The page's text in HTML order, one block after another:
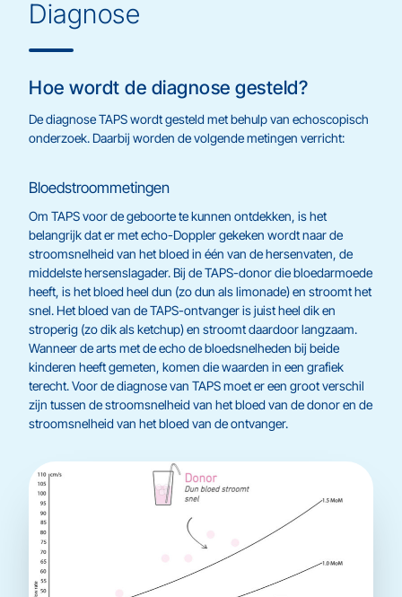
Diagnose
Hoe wordt de diagnose gesteld?
De diagnose TAPS wordt gesteld met behulp van echoscopisch
onderzoek. Daarbij worden de volgende metingen verricht:
Bloedstroommetingen
Om TAPS voor de geboorte te kunnen ontdekken, is het
belangrijk dat er met echo-Doppler gekeken wordt naar de
stroomsnelheid van het bloed in één van de hersenvaten, de
middelste hersenslagader. Bij de TAPS-donor die bloedarmoede
heeft, is het bloed heel dun (zo dun als limonade) en stroomt het
snel. Het bloed van de TAPS-ontvanger is juist heel dik en
stroperig (zo dik als ketchup) en stroomt daardoor langzaam.
Wanneer de arts met de echo de bloedsnelheden bij beide
kinderen heeft gemeten, komen die waarden in een grafiek
terecht. Voor de diagnose van TAPS moet er een groot verschil
zijn tussen de stroomsnelheid van het bloed van de donor en de
stroomsnelheid van het bloed van de ontvanger.